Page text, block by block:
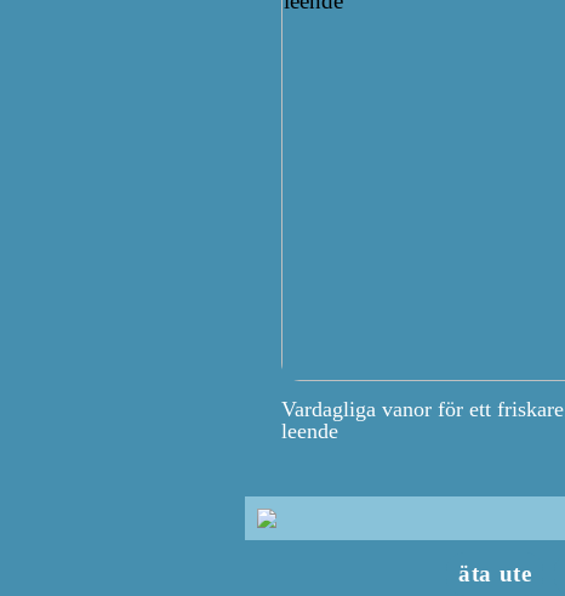
Vardagliga vanor för ett friskare
leende
äta ute